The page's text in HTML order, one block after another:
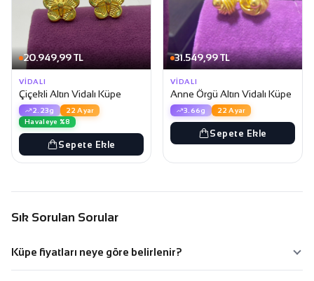
20.949,99 TL
VIDALI
Çiçekli Altın Vidalı Küpe
2.23g
22 Ayar
Havaleye %8
Sepete Ekle
31.549,99 TL
VIDALI
Anne Örgü Altın Vidalı Küpe
3.66g 22 Ayar
Sepete Ekle
Sık Sorulan Sorular
Küpe fiyatları neye göre belirlenir?